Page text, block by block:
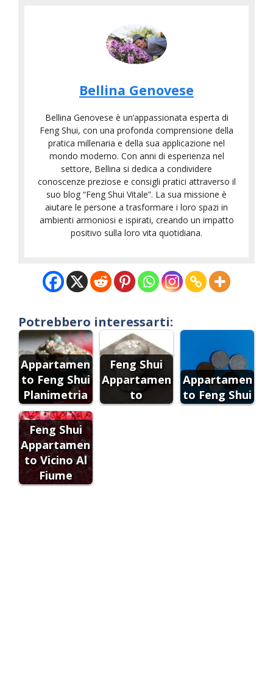
Bellina Genovese
Bellina Genovese è un’appassionata esperta di
Feng Shui, con una profonda comprensione della
pratica millenaria e della sua applicazione nel
mondo moderno. Con anni di esperienza nel
settore, Bellina si dedica a condividere
conoscenze preziose e consigli pratici attraverso il
suo blog “Feng Shui Vitale”. La sua missione è
aiutare le persone a trasformare i loro spazi in
ambienti armoniosi e ispirati, creando un impatto
positivo sulla loro vita quotidiana.
Potrebbero interessarti:
Appartamen
to Feng Shui
Planimetria
Feng Shui
Appartamen
to
Appartamen
to Feng Shui
Feng Shui
Appartamen
to Vicino Al
Fiume